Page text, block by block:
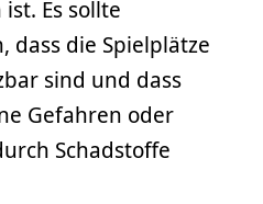
Es sollte
dass die Spielplätze
sind und dass
Gefahren oder
Schadstoffe